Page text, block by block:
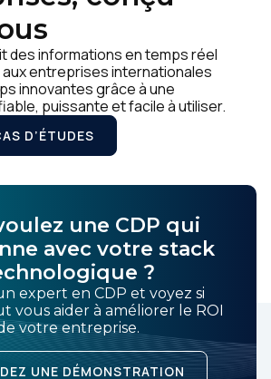
des informations en temps réel
entreprises internationales
innovantes grâce à une
puissante et facile à utiliser.
D’ÉTUDES
une CDP qui
avec votre stack
?
expert en CDP et voyez si
vous aider à améliorer le ROI
votre entreprise.
UNE DÉMONSTRATION